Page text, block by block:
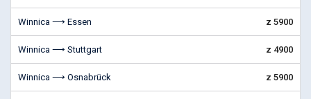
Winnica ⟶ Essen z 5900
Winnica ⟶ Stuttgart z 4900
Winnica ⟶ Osnabrück z 5900